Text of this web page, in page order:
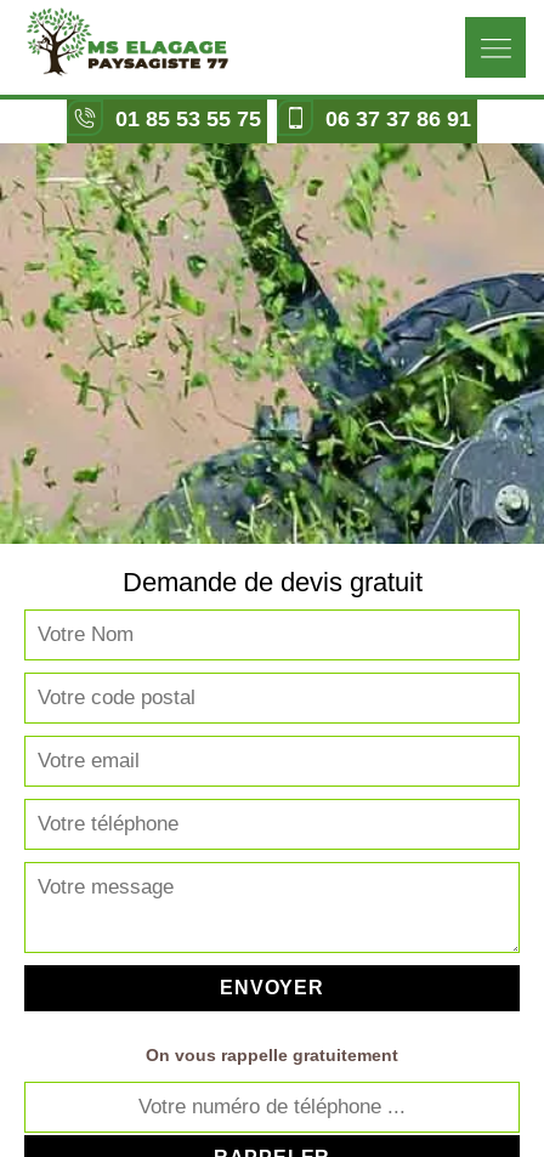
01 85 53 55 75 06 37 37 86 91
Demande de devis gratuit
On vous rappelle gratuitement